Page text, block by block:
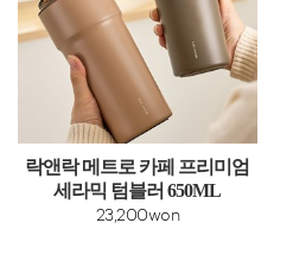
락앤락 메트로 카페 프리미엄
세라믹 텀블러 650ML
23,200won